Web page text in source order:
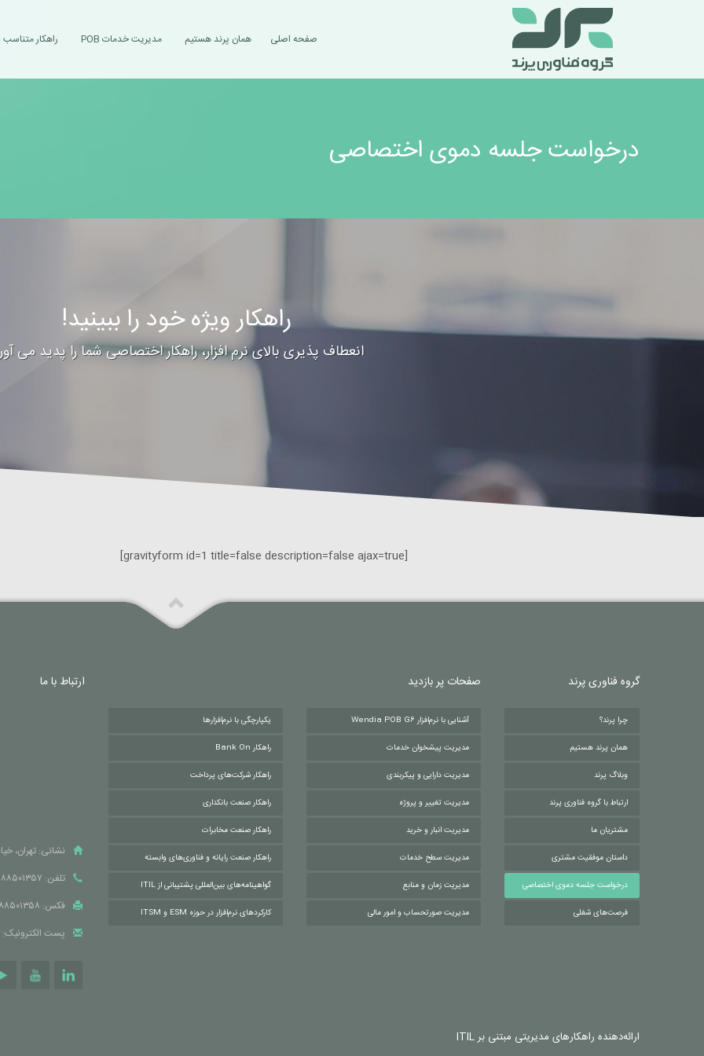
صفحه اصلی همان پرند هستیم مدیریت خدمات POB راهکار متناسب
درخواست جلسه دموی اختصاصی
راهکار ویژه خود را ببینید!
انعطاف پذیری بالای نرم افزار، راهکار اختصاصی شما را پدید می
[gravityform id=1 title=false description=false ajax=true]
گروه فناوری پرند
چرا پرند؟
همان پرند هستیم
وبلاگ پرند
ارتباط با گروه فناوری پرند
مشتریان ما
داستان موفقیت مشتری
درخواست جلسه دموی اختصاصی
فرصت‌های شغلی
صفحات پر بازدید
آشنایی با نرم‌افزار Wendia POB G6
مدیریت پیشخوان خدمات
مدیریت دارایی و پیکربندی
مدیریت تغییر و پروژه
مدیریت انبار و خرید
مدیریت سطح خدمات
مدیریت زمان و منابع
مدیریت صورتحساب و امور مالی
یکپارچگی با نرم‌افزارها
راهکار Bank On
راهکار شرکت‌های پرداخت
راهکار صنعت بانکداری
راهکار صنعت مخابرات
راهکار صنعت رایانه و فناوری‌های وابسته
گواهینامه‌های بین‌المللی پشتیبانی از ITIL
کارکردهای نرم‌افزار در حوزه ESM و ITSM
ارتباط با ما
نشانی: تهران،
تلفن: ۸۸۵۰۱۳۵۷
فکس: ۸۸۵۰۱۳۵۸
پست الکترونیک: info[at]parand.ir
ارائه‌دهنده راهکارهای مدیریتی مبتنی بر ITIL